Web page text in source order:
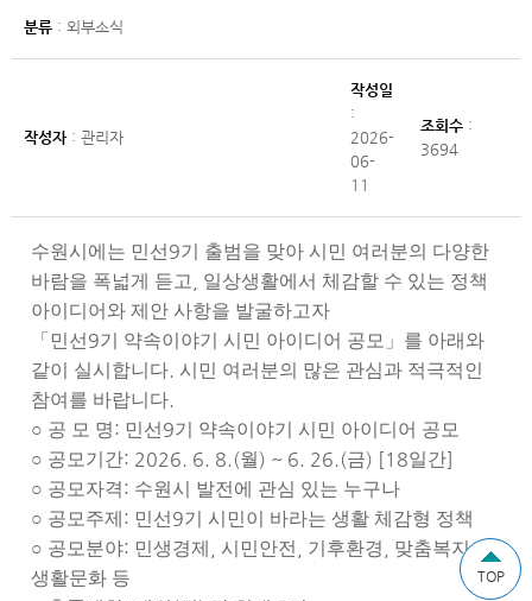
분류 : 외부소식
작성자: 관리자
작성일
:
2026-
06-
11
조회수 :
3694
수원시에는 민선 9기 출범을 맞아 시민 여러분의 다양한
바람을 폭넓게 듣고
일상생활에서 체감할 수 있는 정책
아이디어와 제안 사항을 발굴하고자
「 민선 9기 약속이야기 시민 아이디어 공모 」 를 아래와
같이 실시합니다. 시민 여러분의 많은 관심과 적극적인
참여를 바랍니다.
○ 공 모 명: 민선 9기 약속이야기 시민 아이디어 공모
○ 공모기간: 2026. 6. 8.(월) ~ 6. 26.(금) [18일간]
○ 공모자격: 수원시 발전에 관심 있는 누구나
○ 공모주제 : 민선 9기 시민이 바라는 생활 체감형 정책
○ 공모분야: 민생경제 시민안전 기후환경 맞춤복지,
생활문화 등
TOP